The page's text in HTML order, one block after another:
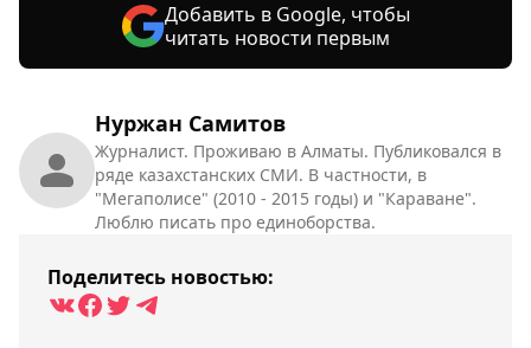
Нуржан Самитов
Журналист. Проживаю в Алматы. Публиковался в
ряде казахстанских СМИ. В частности, в
"Мегаполисе" (2010 - 2015 годы) и "Караване".
Люблю писать про единоборства.
Поделитесь новостью:
Добавить в Google, чтобы
читать новости первым